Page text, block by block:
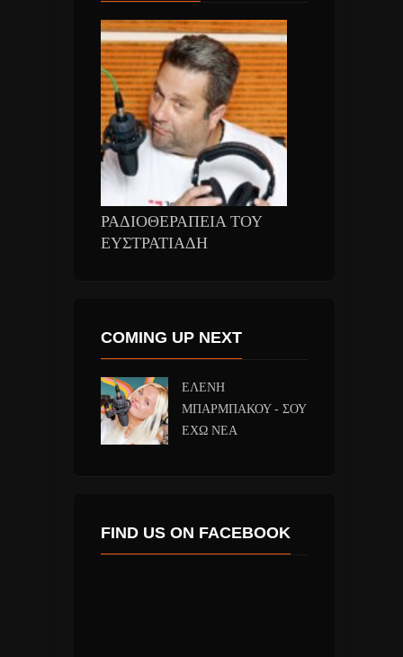
ΡΑΔΙΟΘΕΡΑΠΕΙΑ ΤΟΥ
ΕΥΣΤΡΑΤΙΑΔΗ
COMING UP NEXT
ΕΛΕΝΗ
ΜΠΑΡΜΠΑΚΟΥ - ΣΟΥ
ΕΧΩ ΝΕΑ
FIND US ON FACEBOOK